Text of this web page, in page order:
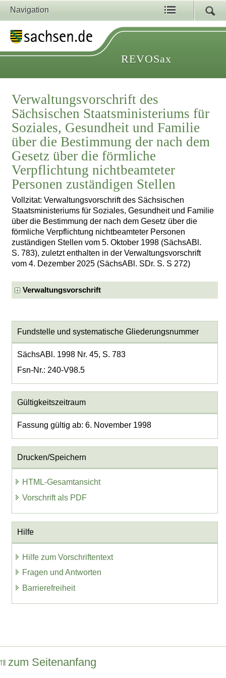
Navigation
REVOSax
Verwaltungsvorschrift des
Sächsischen Staatsministeriums für
Soziales, Gesundheit und Familie
über die Bestimmung der nach dem
Gesetz über die förmliche
Verpflichtung nichtbeamteter
Personen zuständigen Stellen
Vollzitat: Verwaltungsvorschrift des Sächsischen
Staatsministeriums für Soziales, Gesundheit und Familie
über die Bestimmung der nach dem Gesetz über die
förmliche Verpflichtung nichtbeamteter Personen
zuständigen Stellen vom 5. Oktober 1998 (SächsABl.
S. 783), zuletzt enthalten in der Verwaltungsvorschrift
vom 4. Dezember 2025 (SächsABl. SDr. S. S 272)
Verwaltungsvorschrift
Fundstelle und systematische Gliederungsnummer
SächsABl. 1998 Nr. 45, S. 783
Fsn-Nr.: 240-V98.5
Gültigkeitszeitraum
Fassung gültig ab: 6. November 1998
Drucken/Speichern
HTML-Gesamtansicht
Vorschrift als PDF
Hilfe
Hilfe zum Vorschriftentext
Fragen und Antworten
Barrierefreiheit
zum Seitenanfang